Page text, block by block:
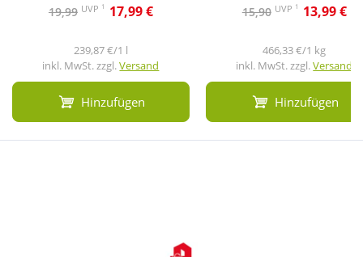
19,99 UVP 1 17,99 €
239,87 €/1 l
inkl. MwSt. zzgl.Versand
Hinzufügen
15,90 UVP 1 13,99 €
466,33 €/1 kg
inkl. MwSt. zzgl.Versand
Hinzufügen